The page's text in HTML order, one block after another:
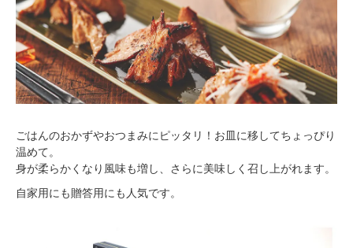
ごはんのおかずやおつまみにピッタリ！お皿に移してちょっぴり
温めて。
身が柔らかくなり風味も増し、さらに美味しく召し上がれます。
自家用にも贈答用にも人気です。